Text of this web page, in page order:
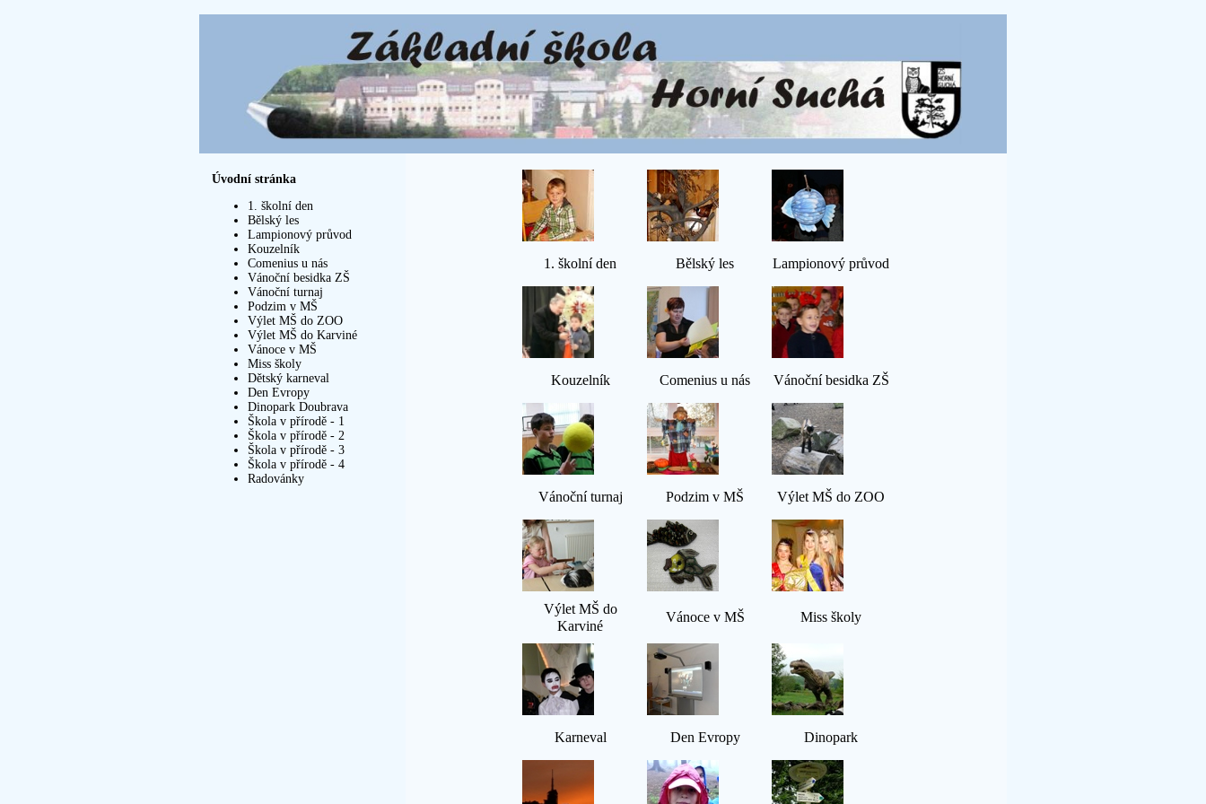
Úvodní stránka
1. školní den
Bělský les
Lampionový průvod
Kouzelník
Comenius u nás
Vánoční besidka ZŠ
Vánoční turnaj
Podzim v MŠ
Výlet MŠ do ZOO
Výlet MŠ do Karviné
Vánoce v MŠ
Miss školy
Dětský karneval
Den Evropy
Dinopark Doubrava
Škola v přírodě - 1
Škola v přírodě - 2
Škola v přírodě - 3
Škola v přírodě - 4
Radovánky
1. školní den Bělský les Lampionový průvod
Kouzelník Comenius u nás Vánoční besidka ZŠ
Vánoční turnaj Podzim v MŠ Výlet MŠ do ZOO
Výlet MŠ do
Karviné
Vánoce v MŠ Miss školy
Karneval Den Evropy Dinopark